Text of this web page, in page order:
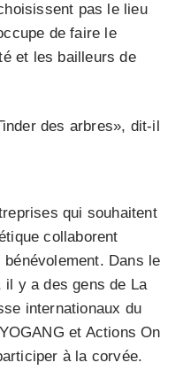
pas le lieu
de faire le
et les bailleurs de
des arbres», dit-il
qui souhaitent
collaborent
Dans le
il y a des gens de La
internationaux du
et Actions On
à la corvée.